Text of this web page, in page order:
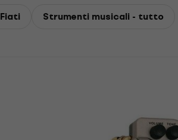
Strumenti musicali - tutto